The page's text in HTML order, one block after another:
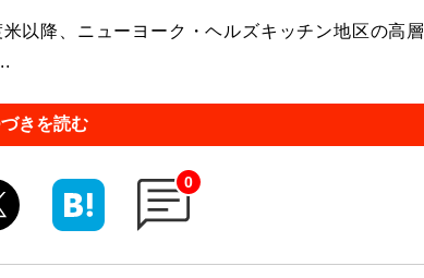
以降、ニューヨーク・ヘルズキッチン地区の高層
きを読む
0